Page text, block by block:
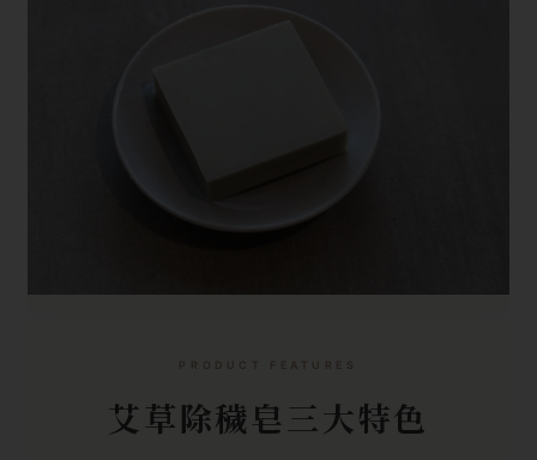
PRODUCT FEATURES
艾草除穢皂三大特色